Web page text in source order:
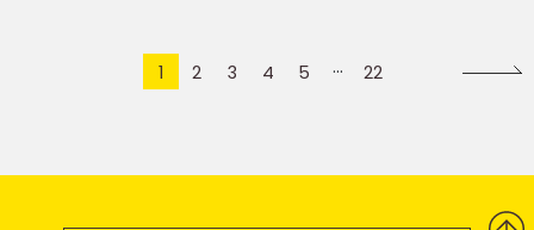
1 2 3 4 5 22